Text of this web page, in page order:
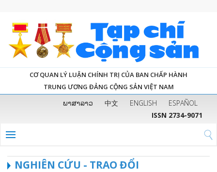
CƠ QUAN LÝ LUẬN CHÍNH TRỊ CỦA BAN CHẤP HÀNH
TRUNG ƯƠNG ĐẢNG CỘNG SẢN VIỆT NAM
ພາສາລາວ 中文 ENGLISH
ESPAÑOL
ISSN 2734-9071
NGHIÊN CỨU - TRAO ĐỔI